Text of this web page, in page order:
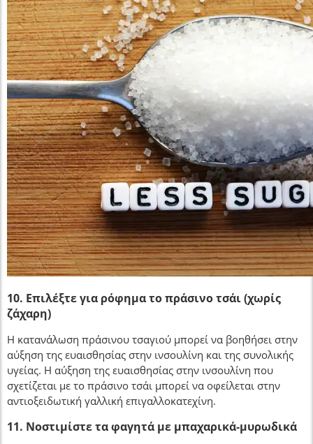
10. Επιλέξτε για ρόφημα το πράσινο τσάι (χωρίς
ζάχαρη)
Η κατανάλωση πράσινου τσαγιού μπορεί να βοηθήσει στην
αύξηση της ευαισθησίας στην ινσουλίνη και της συνολικής
υγείας. Η αύξηση της ευαισθησίας στην ινσουλίνη που
σχετίζεται με το πράσινο τσάι μπορεί να οφείλεται στην
αντιοξειδωτική γαλλική επιγαλλοκατεχίνη.
11. Νοστιμίστε τα φαγητά με μπαχαρικά-μυρωδικά